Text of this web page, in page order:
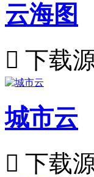
云海图
 下载
城市云
 下载